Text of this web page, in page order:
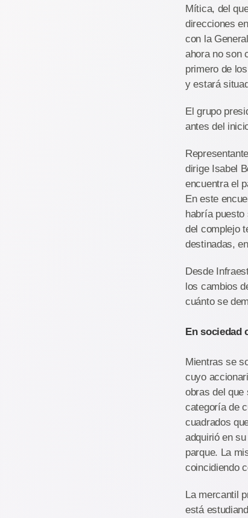
Mítica, del
direcciones
con la
ahora no son
primero de
y estará
El grupo
antes del
dirige Isabel
encuentra el
En este
habría
del complejo
destinadas,
Desde
los cambios
cuánto se
En sociedad
Mientras se
cuyo
obras del que
categoría de
cuadrados
adquirió en
parque. La
coincidiendo
La mercantil
está